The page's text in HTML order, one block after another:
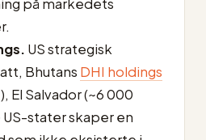
US strategisk
Bhutans DHI holdings
El Salvador (~6 000
US-stater skaper en